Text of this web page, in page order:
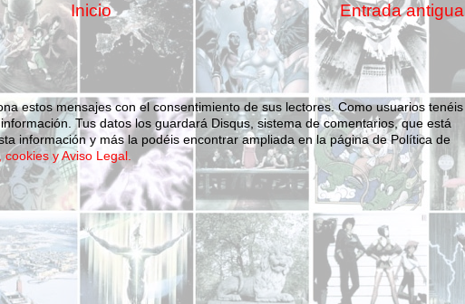
Entrada antigua
Inicio
estos mensajes con el consentimiento de sus lectores. Como usuarios tenéis
Tus datos los guardará Disqus, sistema de comentarios, que está
información y más la podéis encontrar ampliada en la página de Política de
y Aviso Legal.